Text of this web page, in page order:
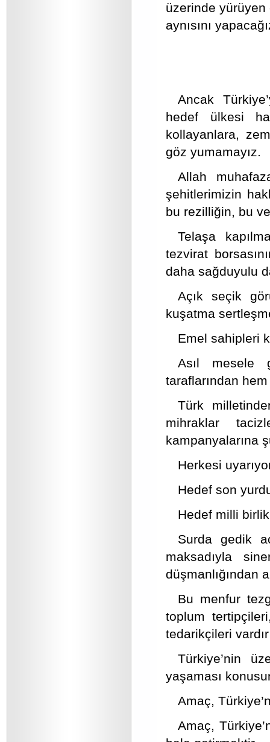
üzerinde yürüyen
aynısını
Ancak
hedef ülkesi
kollayanlara,
göz yumamayız.
Allah
şehitlerimizin
bu rezilliğin, bu
Telaşa
tezvirat
daha sağduyulu
Açık seçik
kuşatma
Emel sahipleri
Asıl mesele
taraflarından
Türk
mihraklar
kampanyalarına
Herkesi
Hedef son
Hedef milli birlik
Surda gedik
maksadıyla
düşmanlığından
Bu menfur
toplum
tedarikçileri
Türkiye’nin
yaşaması
Amaç,
Amaç,